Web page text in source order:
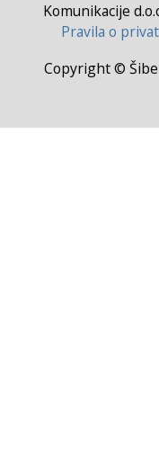
Komunikacije
Pravila o
Copyright ©